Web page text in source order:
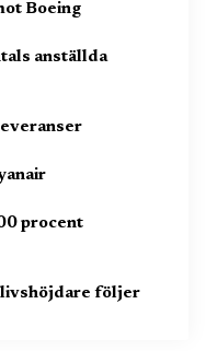
Boeing
anställda
procent
följer